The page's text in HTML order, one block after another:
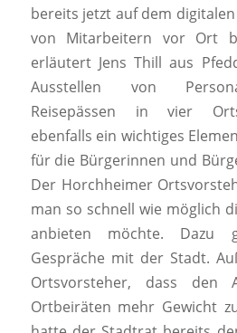
bereits jetzt auf dem
von Mitarbeitern vor Ort
erläutert Jens Thill aus
Ausstellen von
Reisepässen in vier
ebenfalls ein wichtiges
für die Bürgerinnen und
Der Horchheimer
man so schnell wie möglich
anbieten möchte. Dazu
Gespräche mit der Stadt.
Ortsvorsteher, dass den
Ortbeiräten mehr Gewicht